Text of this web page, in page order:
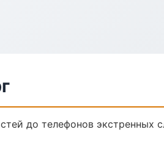
до телефонов экстренных